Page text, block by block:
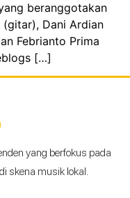
beranggotakan
Dani Ardian
Febrianto Prima
[…]
yang berfokus pada
skena musik lokal.